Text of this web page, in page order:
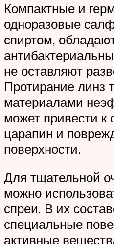
Компактные и
одноразовые
спиртом,
не оставляют
Протирание линз
материалами
может привести к
царапин и
поверхности.
Для тщательной
можно
спреи. В их
специальные
активные